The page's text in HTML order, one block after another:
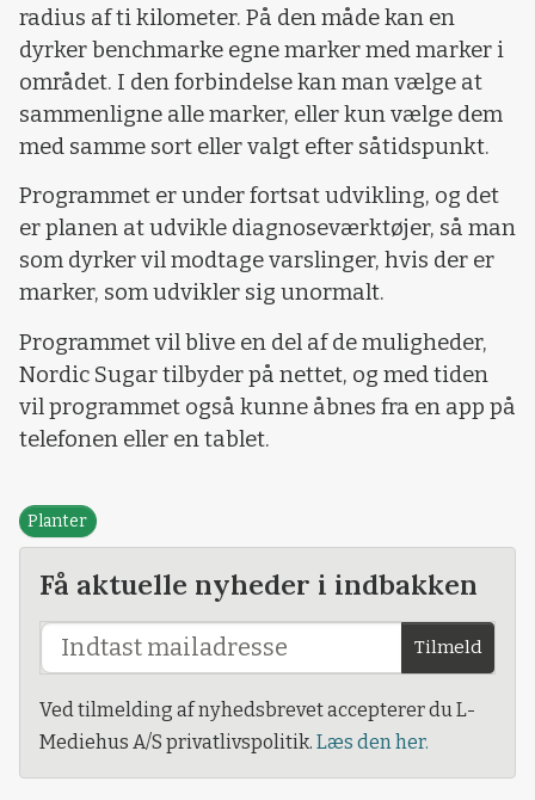
radius af ti kilometer. På den måde kan en
dyrker benchmarke egne marker med marker i
området. I den forbindelse kan man vælge at
sammenligne alle marker, eller kun vælge dem
med samme sort eller valgt efter såtidspunkt.
Programmet er under fortsat udvikling, og det
er planen at udvikle diagnoseværktøjer, så man
som dyrker vil modtage varslinger, hvis der er
marker, som udvikler sig unormalt.
Programmet vil blive en del af de muligheder,
Nordic Sugar tilbyder på nettet, og med tiden
vil programmet også kunne åbnes fra en app på
telefonen eller en tablet.
Planter
Få aktuelle nyheder i indbakken
Tilmeld
Ved tilmelding af nyhedsbrevet accepterer du L-
Mediehus A/S privatlivspolitik. Læs den her.